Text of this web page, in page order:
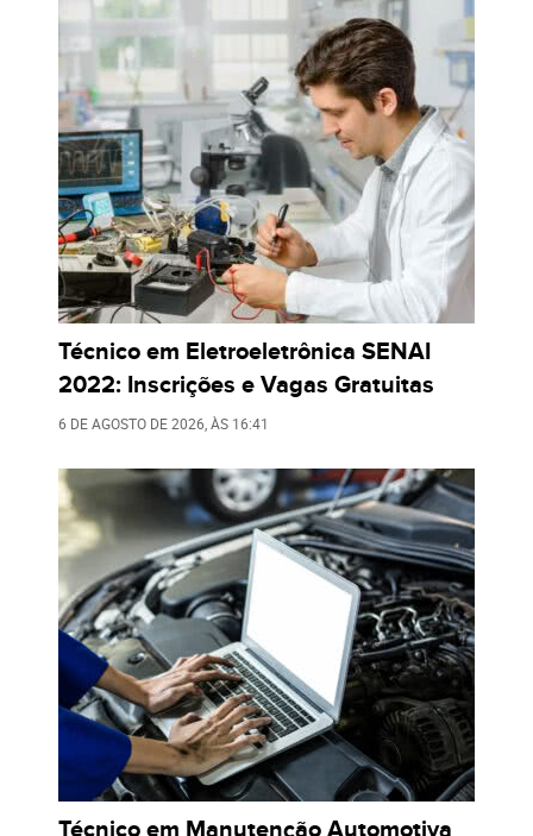
Técnico em Eletroeletrônica SENAI
2022: Inscrições e Vagas Gratuitas
6 DE AGOSTO DE 2026 , ÀS 16:41
Técnico em Manutenção Automotiva